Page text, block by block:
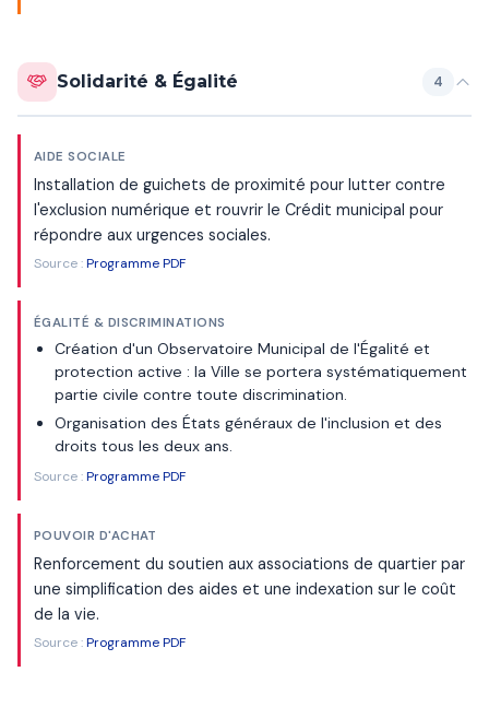
Solidarité & Égalité 4
AIDE SOCIALE
Installation de guichets de proximité pour lutter contre
l'exclusion numérique et rouvrir le Crédit municipal pour
répondre aux urgences sociales.
Source :Programme PDF
ÉGALITÉ & DISCRIMINATIONS
Création d'un Observatoire Municipal de l'Égalité et
protection active : la Ville se portera systématiquement
partie civile contre toute discrimination.
Organisation des États généraux de l'inclusion et des
droits tous les deux ans.
Source :Programme PDF
POUVOIR D'ACHAT
Renforcement du soutien aux associations de quartier par
une simplification des aides et une indexation sur le coût
de la vie.
Source :Programme PDF